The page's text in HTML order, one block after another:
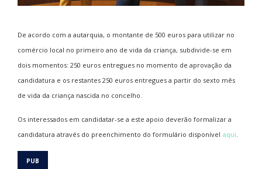
De acordo com a autarquia, o montante de 500 euros para utilizar no
comércio local no primeiro ano de vida da criança, subdivide-se em
dois momentos: 250 euros entregues no momento de aprovação da
candidatura e os restantes 250 euros entregues a partir do sexto mês
de vida da criança nascida no concelho.
Os interessados em candidatar-se a este apoio deverão formalizar a
candidatura através do preenchimento do formulário disponível aqui